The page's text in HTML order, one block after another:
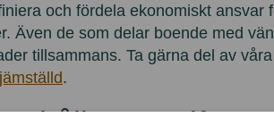
och fördela ekonomiskt ansvar
Även de som delar boende med
tillsammans. Ta gärna del av
.